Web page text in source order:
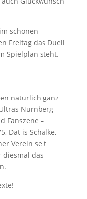
schönen
Freitag das Duell
Spielplan steht.
natürlich ganz
Nürnberg
Fanszene –
Dat is Schalke,
Verein seit
diesmal das